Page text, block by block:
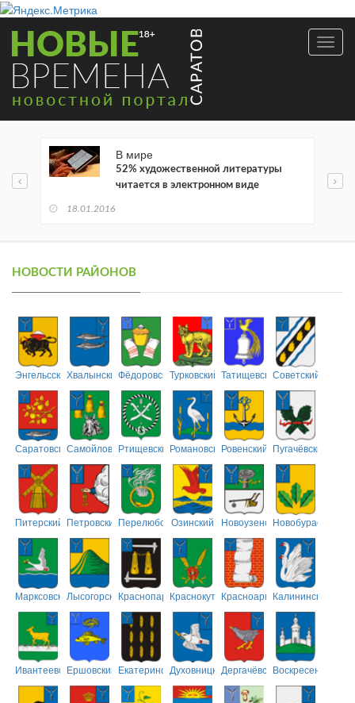
В мире
52% художественной литературы
читается в электронном виде
18.01.2016
НОВОСТИ РАЙОНОВ
ЭнгельсскийХвалынскийФёдоровскийТурковский ТатищевскийСоветский
СаратовскийСамойловскийРтищевскийРомановскийРовенский Пугачёвский
Питерский ПетровскийПерелюбскийОзинский НовоузенскийНовобурасский
МарксовскийЛысогорскийКраснопартизанский
КраснокутскийКрасноармейский
Калининский
ИвантеевскийЕршовский ЕкатериновскийДуховницкийДергачёвскийВоскресенский